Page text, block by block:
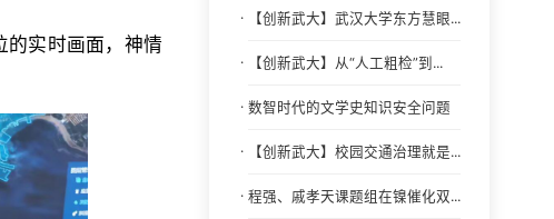
的实时画面，神情
· 【创新武大】武汉大学东方慧眼...
· 【创新武大】从“人工粗检”到...
· 数智时代的文学史知识安全问题
· 【创新武大】校园交通治理就是...
· 程强、戚孝天课题组在镍催化双...